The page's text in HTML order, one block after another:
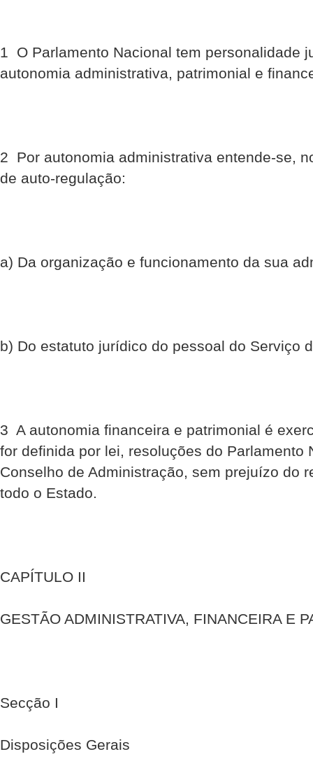
1  O Parlamento Nacional tem personalidade
autonomia administrativa, patrimonial e
2  Por autonomia administrativa entende-se,
de auto-regulação:
a) Da organização e funcionamento da sua
b) Do estatuto jurídico do pessoal do Serviço
3  A autonomia financeira e patrimonial é
for definida por lei, resoluções do Parlamento
Conselho de Administração, sem prejuízo do
todo o Estado.
CAPÍTULO II
GESTÃO ADMINISTRATIVA, FINANCEIRA E
Secção I
Disposições Gerais